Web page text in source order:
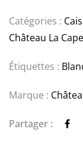
Catégories :
Château La
Étiquettes :
Marque :
Partager :